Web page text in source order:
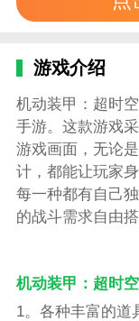
游戏介绍
机动装甲：超时
手游。这款游戏
游戏画面，无论
计，都能让玩家
每一种都有自己
的战斗需求自由搭
机动装甲：超时
1。各种丰富的道